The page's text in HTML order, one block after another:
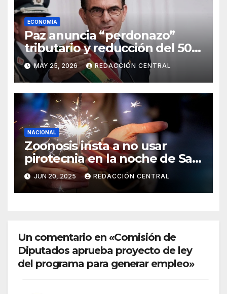
ECONOMÍA
Paz anuncia “perdonazo”
tributario y reducción del 50%
al salario del Presidente y
ministros
MAY 25, 2026 REDACCIÓN CENTRAL
NACIONAL
Zoonosis insta a no usar
pirotecnia en la noche de San
Juan
JUN 20, 2025 REDACCIÓN CENTRAL
Un comentario en «Comisión de
Diputados aprueba proyecto de ley
del programa para generar empleo»